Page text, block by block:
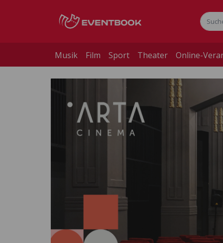
Musik Film Sport Theater Online-